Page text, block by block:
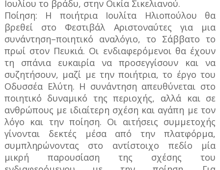
Ιουλίου το βράδυ, στην Οικία Σικελιανού.
Ποίηση: Η ποιήτρια Ιουλίτα Ηλιοπούλου θα
βρεθεί στο Φεστιβάλ Αριστοναύτες για μια
συνάντηση–ποιητικό αναλόγιο, το Σάββατο το
πρωί στον Πευκιά. Οι ενδιαφερόμενοι θα έχουν
τη σπάνια ευκαιρία να προσεγγίσουν και να
συζητήσουν, μαζί με την ποιήτρια, το έργο του
Οδυσσέα Ελύτη. Η συνάντηση απευθύνεται στο
ποιητικό δυναμικό της περιοχής, αλλά και σε
ανθρώπους με ιδιαίτερη σχέση και αγάπη με τον
λόγο και την ποίηση. Οι αιτήσεις συμμετοχής
γίνονται δεκτές μέσα από την πλατφόρμα,
συμπληρώνοντας στο αντίστοιχο πεδίο μία
μικρή παρουσίαση της σχέσης του